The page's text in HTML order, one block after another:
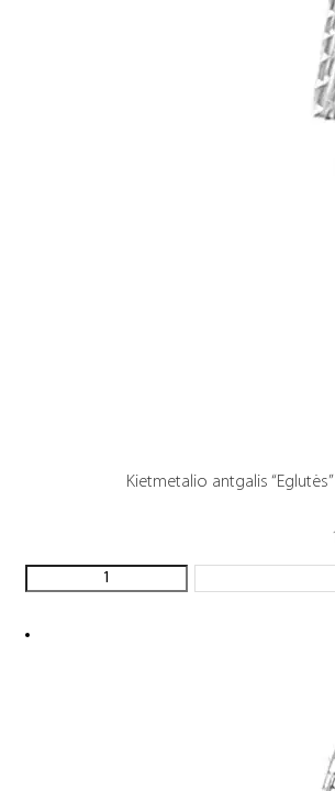
Kietmetalio antgalis